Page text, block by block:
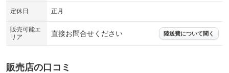
定休日 正月
販売可能エ
リア
直接お問合せください 陸送費について聞く
販売店の口コミ